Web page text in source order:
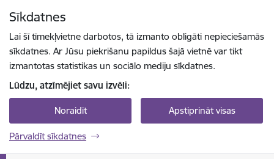
Sīkdatnes
Lai šī tīmekļvietne darbotos, tā izmanto obligāti nepieciešamās
sīkdatnes. Ar Jūsu piekrišanu papildus šajā vietnē var tikt
izmantotas statistikas un sociālo mediju sīkdatnes.
Lūdzu, atzīmējiet savu izvēli:
Noraidīt Apstiprināt visas
Pārvaldīt sīkdatnes